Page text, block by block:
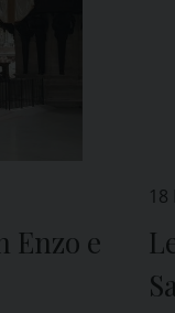
Enzo e